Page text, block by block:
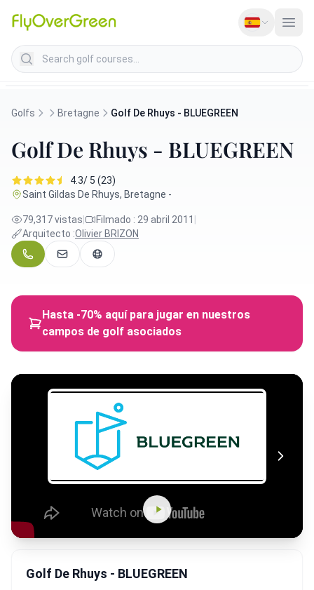
Search golf courses
Golfs Bretagne Golf De Rhuys - BLUEGREEN
Golf De Rhuys - BLUEGREEN
4.3/ 5 (23)
Saint Gildas De Rhuys, Bretagne -
79,317 vistas Filmado : 29 abril 2011
Arquitecto :Olivier BRIZON
Hasta -70% aquí para jugar en nuestros
campos de golf asociados
Golf De Rhuys - BLUEGREEN